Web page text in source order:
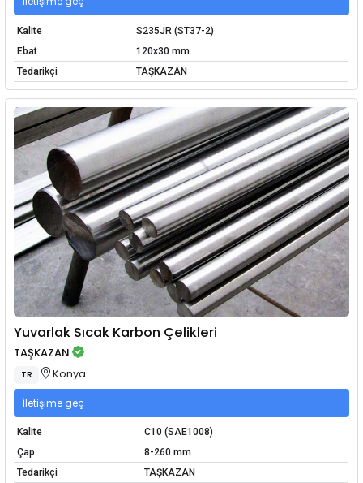
Kalite
S235JR (ST37-2)
Ebat
120x30 mm
Tedarikçi
TAŞKAZAN
Yuvarlak Sıcak Karbon Çelikleri
TAŞKAZAN
TR Konya
İletişime geç
Kalite
C10 (SAE1008)
Çap
8-260 mm
Tedarikçi
TAŞKAZAN